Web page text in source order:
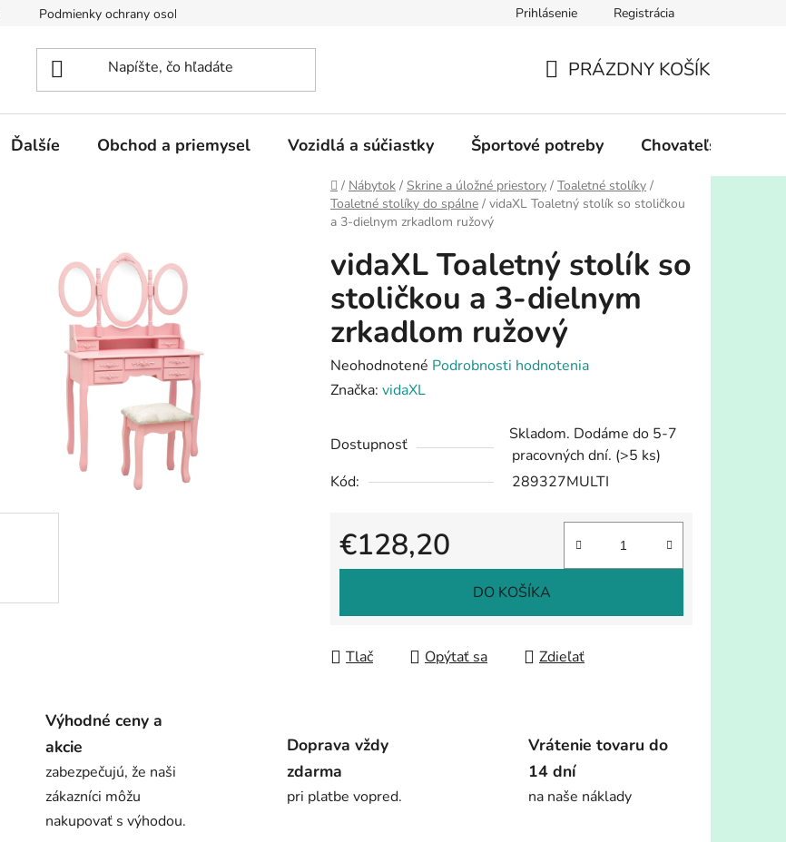
Podmienky ochrany osobných údajov Prihlásenie Registrácia
KOŠÍK
PRÁZDNY KOŠÍK
Ďalšíe Obchod a priemysel Vozidlá a súčiastky Športové potreby Chovateľské
Domov
/ Nábytok / Skrine a úložné priestory / Toaletné stolíky /
Toaletné stolíky do spálne / vidaXL Toaletný stolík so stoličkou
a 3-dielnym zrkadlom ružový
vidaXL Toaletný stolík so
stoličkou a 3-dielnym
zrkadlom ružový
Priemerné
hodnotenie
je
z
hviezdičiek.
Neohodnotené Podrobnosti hodnotenia
Značka: vidaXL
Dostupnosť
Skladom. Dodáme do 5-7
pracovných dní. (>5 ks)
Kód:
289327MULTI
€128,20
Jednotková cena:
DO KOŠÍKA
Tlač Opýtať sa Zdieľať
Výhodné ceny a
akcie
zabezpečujú, že naši
zákazníci môžu
nakupovať s výhodou.
Doprava vždy
zdarma
pri platbe vopred.
Vrátenie tovaru do
14 dní
na naše náklady